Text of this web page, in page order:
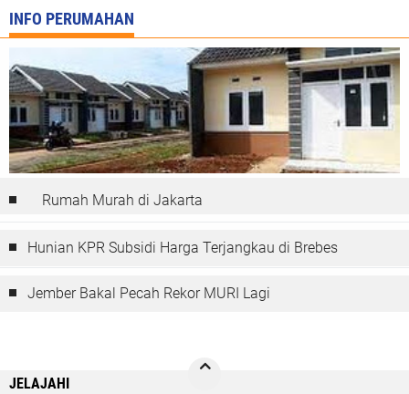
INFO PERUMAHAN
Rumah Murah di Jakarta
Hunian KPR Subsidi Harga Terjangkau di Brebes
Jember Bakal Pecah Rekor MURI Lagi
JELAJAHI